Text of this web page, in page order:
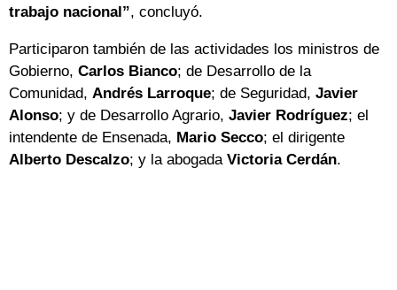
trabajo nacional”, concluyó.
Participaron también de las actividades los ministros de
Gobierno, Carlos Bianco; de Desarrollo de la
Comunidad, Andrés Larroque; de Seguridad, Javier
Alonso; y de Desarrollo Agrario, Javier Rodríguez; el
intendente de Ensenada, Mario Secco; el dirigente
Alberto Descalzo; y la abogada Victoria Cerdán.